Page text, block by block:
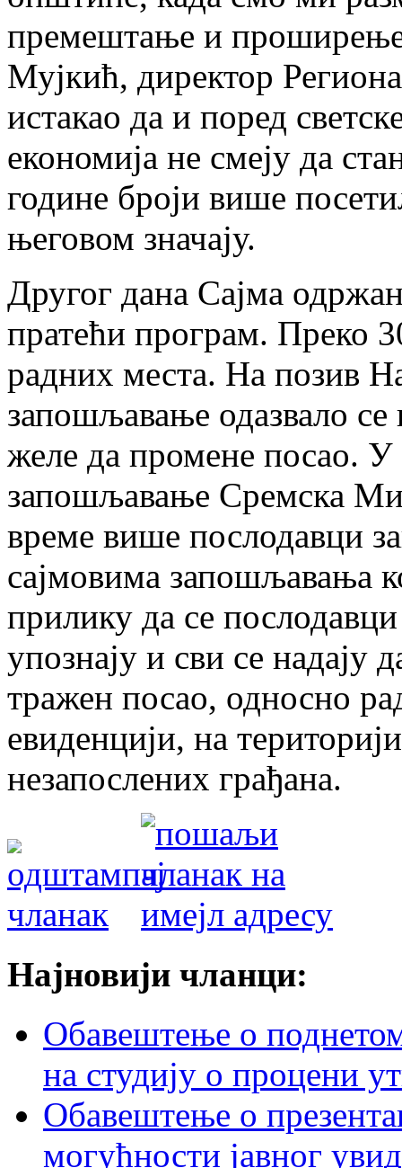
премештање и
Мујкић, директор
истакао да и поред
економија не смеју да
године броји више
његовом значају.
Другог дана Сајма
пратећи програм. Преко
радних места. На позив
запошљавање одазвало
желе да промене посао.
запошљавање Сремска
време више послодавци
сајмовима запошљавања
прилику да се
упознају и сви се надају
тражен посао, односно
евиденцији, на
незапослених грађана.
Најновији чланци:
Обавештење о поднетом
на студију о процени
Обавештење о
могућности јавног